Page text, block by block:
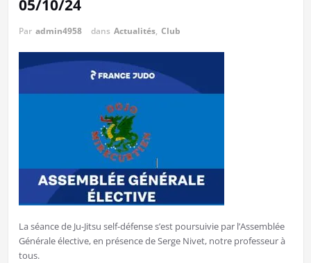
05/10/24
Par admin4958 dans Actualités, Club
La séance de Ju-Jitsu self-défense s’est poursuivie par l’Assemblée
Générale élective, en présence de Serge Nivet, notre professeur à
tous.